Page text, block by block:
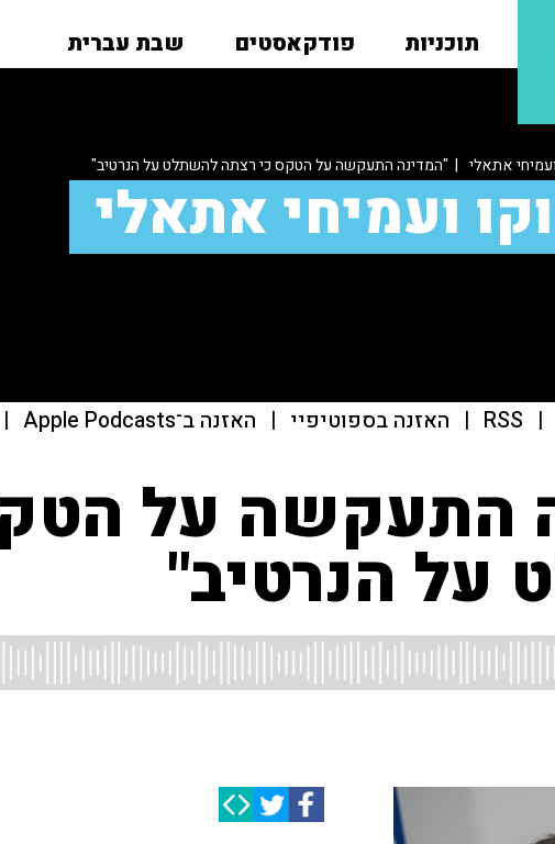
תוכניות פודקאסטים שבת עברית
אתאלי | "המדינה התעקשה על הטקס כי רצתה להשתלט על הנרטיב"
ועמיחי אתאלי
|
RSS
| האזנה בספוטיפיי | האזנה ב־Apple Podcasts |
התעקשה על
על הנרטיב"